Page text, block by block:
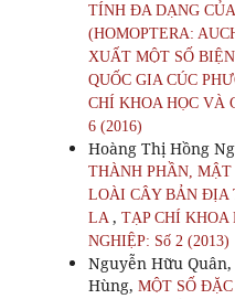
TÍNH ĐA DẠNG
(HOMOPTERA:
XUẤT MỘT SỐ
QUỐC GIA CÚC
CHÍ KHOA HỌC VÀ
6 (2016)
Hoàng Thị Hồng
THÀNH PHẦN, MẬT
LOÀI CÂY BẢN ĐỊA
LA , TẠP CHÍ KHOA
NGHIỆP: Số 2 (2013)
Nguyễn Hữu
Hùng, MỘT SỐ